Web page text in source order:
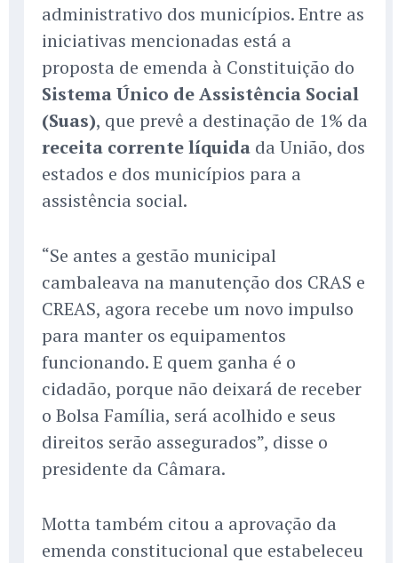
administrativo dos municípios. Entre as
iniciativas mencionadas está a
proposta de emenda à Constituição do
Sistema Único de Assistência Social
(Suas), que prevê a destinação de 1% da
receita corrente líquida da União, dos
estados e dos municípios para a
assistência social.
“Se antes a gestão municipal
cambaleava na manutenção dos CRAS e
CREAS, agora recebe um novo impulso
para manter os equipamentos
funcionando. E quem ganha é o
cidadão, porque não deixará de receber
o Bolsa Família, será acolhido e seus
direitos serão assegurados”, disse o
presidente da Câmara.
Motta também citou a aprovação da
emenda constitucional que estabeleceu